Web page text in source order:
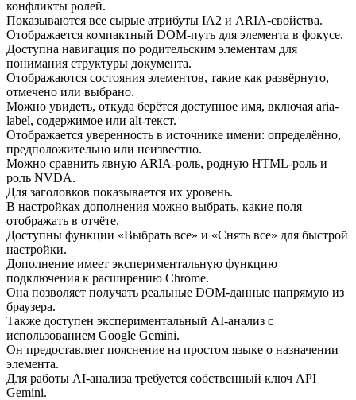
конфликты ролей.
Показываются все сырые атрибуты IA2 и ARIA-свойства.
Отображается компактный DOM-путь для элемента в фокусе.
Доступна навигация по родительским элементам для
понимания структуры документа.
Отображаются состояния элементов, такие как развёрнуто,
отмечено или выбрано.
Можно увидеть, откуда берётся доступное имя, включая aria-
label, содержимое или alt-текст.
Отображается уверенность в источнике имени: определённо,
предположительно или неизвестно.
Можно сравнить явную ARIA-роль, родную HTML-роль и
роль NVDA.
Для заголовков показывается их уровень.
В настройках дополнения можно выбрать, какие поля
отображать в отчёте.
Доступны функции «Выбрать все» и «Снять все» для быстрой
настройки.
Дополнение имеет экспериментальную функцию
подключения к расширению Chrome.
Она позволяет получать реальные DOM-данные напрямую из
браузера.
Также доступен экспериментальный AI-анализ с
использованием Google Gemini.
Он предоставляет пояснение на простом языке о назначении
элемента.
Для работы AI-анализа требуется собственный ключ API
Gemini.